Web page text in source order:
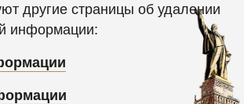
другие страницы об удалении
информации: